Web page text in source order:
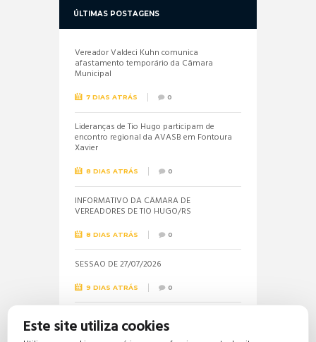
ÚLTIMAS POSTAGENS
Vereador Valdeci Kuhn comunica
afastamento temporário da Câmara
Municipal
7 DIAS ATRÁS 0
Lideranças de Tio Hugo participam de
encontro regional da AVASB em Fontoura
Xavier
8 DIAS ATRÁS 0
INFORMATIVO DA CÂMARA DE
VEREADORES DE TIO HUGO/RS
8 DIAS ATRÁS 0
SESSÃO DE 27/07/2026
9 DIAS ATRÁS 0
Informações sobre a realização do próximo
concurso público são solicitadas pela
vereadora Jéssica
Este site utiliza cookies